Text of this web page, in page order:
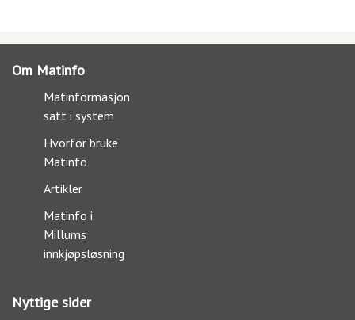
Om Matinfo
Matinformasjon
satt i system
Hvorfor bruke
Matinfo
Artikler
Matinfo i
Millums
innkjøpsløsning
Nyttige sider